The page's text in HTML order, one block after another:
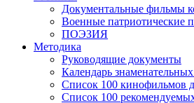
Документальные фильмы
Военные патриотические
ПОЭЗИЯ
Методика
Руководящие документы
Календарь
Список 100 кинофильмов
Список 100